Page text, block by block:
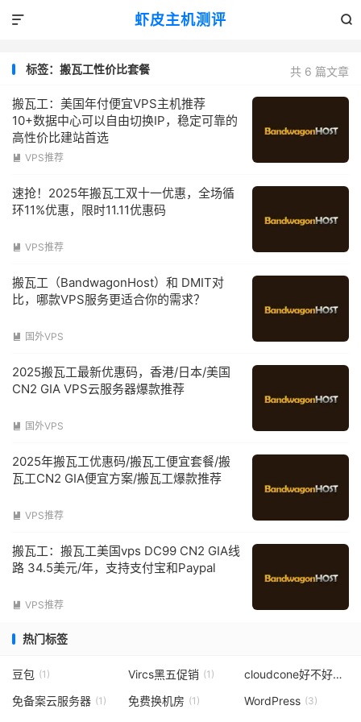
虾皮主机测评 

共 6 篇文章
标签：搬瓦工性价比套餐
搬瓦工：美国年付便宜VPS主机推荐
10+数据中心可以自由切换IP，稳定可靠的
高性价比建站首选
 VPS推荐
速抢！2025年搬瓦工双十一优惠，全场循
环11%优惠，限时11.11优惠码
 VPS推荐
搬瓦工（BandwagonHost）和 DMIT对
比，哪款VPS服务更适合你的需求？
 国外VPS
2025搬瓦工最新优惠码，香港/日本/美国
CN2 GIA VPS云服务器爆款推荐
 国外VPS
2025年搬瓦工优惠码/搬瓦工便宜套餐/搬
瓦工CN2 GIA便宜方案/搬瓦工爆款推荐
 VPS推荐
搬瓦工：搬瓦工美国vps DC99 CN2 GIA线
路 34.5美元/年，支持支付宝和Paypal
 VPS推荐
热门标签
豆包 (1) Vircs黑五促销 (1) cloudcone好不好(3)
免备案云服务器 (1) 免费换机房 (1) WordPress (3)